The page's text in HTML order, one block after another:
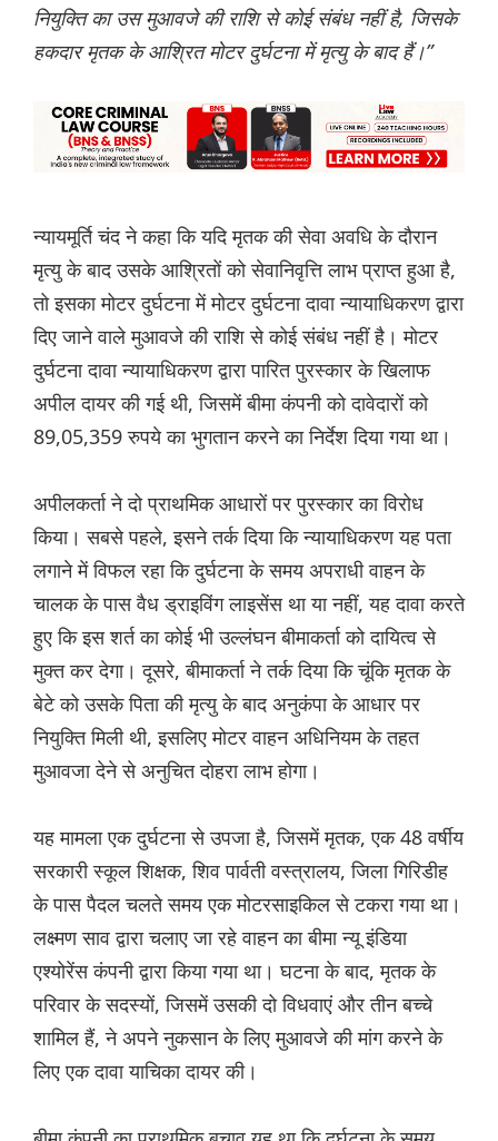
नियुक्ति का उस मुआवजे की राशि से कोई संबंध नहीं है, जिसके
हकदार मृतक के आश्रित मोटर दुर्घटना में मृत्यु के बाद हैं।”
न्यायमूर्ति चंद ने कहा कि यदि मृतक की सेवा अवधि के दौरान
मृत्यु के बाद उसके आश्रितों को सेवानिवृत्ति लाभ प्राप्त हुआ है,
तो इसका मोटर दुर्घटना में मोटर दुर्घटना दावा न्यायाधिकरण द्वारा
दिए जाने वाले मुआवजे की राशि से कोई संबंध नहीं है। मोटर
दुर्घटना दावा न्यायाधिकरण द्वारा पारित पुरस्कार के खिलाफ
अपील दायर की गई थी, जिसमें बीमा कंपनी को दावेदारों को
89,05,359 रुपये का भुगतान करने का निर्देश दिया गया था।
अपीलकर्ता ने दो प्राथमिक आधारों पर पुरस्कार का विरोध
किया। सबसे पहले, इसने तर्क दिया कि न्यायाधिकरण यह पता
लगाने में विफल रहा कि दुर्घटना के समय अपराधी वाहन के
चालक के पास वैध ड्राइविंग लाइसेंस था या नहीं, यह दावा करते
हुए कि इस शर्त का कोई भी उल्लंघन बीमाकर्ता को दायित्व से
मुक्त कर देगा। दूसरे, बीमाकर्ता ने तर्क दिया कि चूंकि मृतक के
बेटे को उसके पिता की मृत्यु के बाद अनुकंपा के आधार पर
नियुक्ति मिली थी, इसलिए मोटर वाहन अधिनियम के तहत
मुआवजा देने से अनुचित दोहरा लाभ होगा।
यह मामला एक दुर्घटना से उपजा है, जिसमें मृतक, एक 48 वर्षीय
सरकारी स्कूल शिक्षक, शिव पार्वती वस्त्रालय, जिला गिरिडीह
के पास पैदल चलते समय एक मोटरसाइकिल से टकरा गया था।
लक्ष्मण साव द्वारा चलाए जा रहे वाहन का बीमा न्यू इंडिया
एश्योरेंस कंपनी द्वारा किया गया था। घटना के बाद, मृतक के
परिवार के सदस्यों, जिसमें उसकी दो विधवाएं और तीन बच्चे
शामिल हैं, ने अपने नुकसान के लिए मुआवजे की मांग करने के
लिए एक दावा याचिका दायर की।